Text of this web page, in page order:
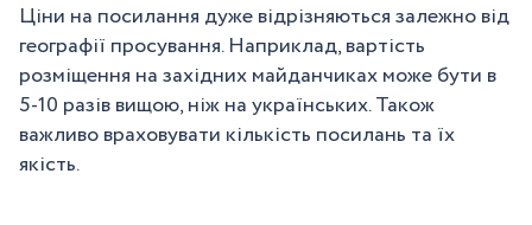
Ціни на посилання дуже відрізняються залежно від
географії просування. Наприклад, вартість
розміщення на західних майданчиках може бути в
5-10 разів вищою, ніж на українських. Також
важливо враховувати кількість посилань та їх
якість.